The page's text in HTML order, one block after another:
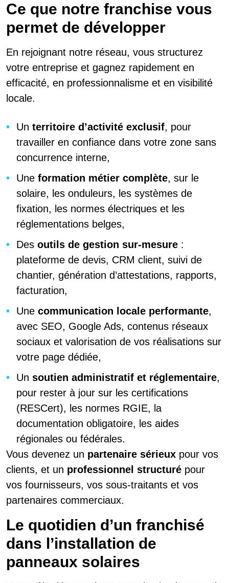
Ce que notre franchise vous
permet de développer
En rejoignant notre réseau, vous structurez
votre entreprise et gagnez rapidement en
efficacité, en professionnalisme et en visibilité
locale.
Un territoire d’activité exclusif, pour
travailler en confiance dans votre zone sans
concurrence interne,
Une formation métier complète, sur le
solaire, les onduleurs, les systèmes de
fixation, les normes électriques et les
réglementations belges,
Des outils de gestion sur-mesure :
plateforme de devis, CRM client, suivi de
chantier, génération d’attestations, rapports,
facturation,
Une communication locale performante,
avec SEO, Google Ads, contenus réseaux
sociaux et valorisation de vos réalisations sur
votre page dédiée,
Un soutien administratif et réglementaire,
pour rester à jour sur les certifications
(RESCert), les normes RGIE, la
documentation obligatoire, les aides
régionales ou fédérales.
Vous devenez un partenaire sérieux pour vos
clients, et un professionnel structuré pour
vos fournisseurs, vos sous-traitants et vos
partenaires commerciaux.
Le quotidien d’un franchisé
dans l’installation de
panneaux solaires